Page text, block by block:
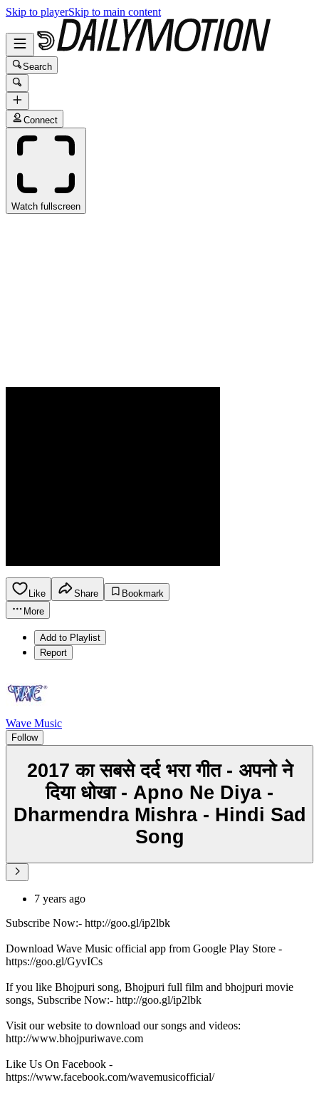
Skip to playerSkip to main content
Search
Connect
Watch fullscreen
Like Share
Bookmark
More
Add to Playlist
Report
Wave Music
Follow
2017 का सबसे दर्द भरा गीत - अपनो ने
दिया धोखा - Apno Ne Diya -
Dharmendra Mishra - Hindi Sad
Song
7 years ago
Subscribe Now:- http://goo.gl/ip2lbk
Download Wave Music official app from Google Play Store -
https://goo.gl/GyvICs
If you like Bhojpuri song, Bhojpuri full film and bhojpuri movie
songs, Subscribe Now:- http://goo.gl/ip2lbk
Visit our website to download our songs and videos:
http://www.bhojpuriwave.com
Like Us On Facebook -
https://www.facebook.com/wavemusicofficial/